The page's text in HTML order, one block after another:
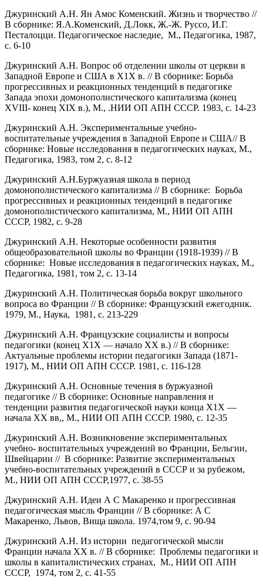
Джуринский А.Н. Ян Амос Коменский. Жизнь и творчество //
В сборнике: Я.А.Коменский, Д.Локк, Ж.-Ж. Руссо, И.Г.
Песталоцци. Педагогическое наследие, М., Педагогика, 1987,
с. 6-10
Джуринский А.Н. Вопрос об отделении школы от церкви в
Западной Европе и США в Х1Х в. // В сборнике: Борьба
прогрессивных и реакционных тенденций в педагогике
Запада эпохи домонополистического капитализма (конец
XVIII- конец XIX в.), М., .НИИ ОП АПН СССР. 1983, с. 14-23
Джуринский А.Н. Экспериментальные учебно-
воспитательные учреждения в Западной Европе и США// В
сборнике: Новые исследования в педагогических науках, М.,
Педагогика, 1983, том 2, с. 8-12
Джуринский А.Н.Буржуазная школа в период
домонополистического капитализма // В сборнике: Борьба
прогрессивных и реакционных тенденций в педагогике
домонополистического капитализма, М., НИИ ОП АПН
СССР, 1982, с. 9-28
Джуринский А.Н. Некоторые особенности развития
общеобразовательной школы во Франции (1918-1939) // В
сборнике: Новые исследования в педагогических науках, М.,
Педагогика, 1981, том 2, с. 13-14
Джуринский А.Н. Политическая борьба вокруг школьного
вопроса во Франции // В сборнике: Французский ежегодник.
1979, М., Наука, 1981, с. 213-229
Джуринский А.Н. Французские социалисты и вопросы
педагогики (конец Х1Х — начало ХХ в.) // В сборнике:
Актуальные проблемы истории педагогики Запада (1871-
1917), М., НИИ ОП АПН СССР. 1981, с. 116-128
Джуринский А.Н. Основные течения в буржуазной
педагогике // В сборнике: Основные направления и
тенденции развития педагогической науки конца Х1Х —
начала ХХ вв,, М., НИИ ОП АПН СССР. 1980, с. 12-35
Джуринский А.Н. Возникновение экспериментальных
учебно- воспитательных учреждений во Франции, Бельгии,
Швейцарии // В сборнике: Развитие экспериментальных
учебно-воспитательных учреждений в СССР и за рубежом,
М., НИИ ОП АПН СССР,1977, с. 38-55
Джуринский А.Н. Идеи А С Макаренко и прогрессивная
педагогическая мысль Франции // В сборнике: А С
Макаренко, Львов, Вища школа. 1974,том 9, с. 90-94
Джуринский А.Н. Из истории педагогической мысли
Франции начала ХХ в. // В сборнике: Проблемы педагогики и
школы в капиталистических странах, М., НИИ ОП АПН
СССР, 1974, том 2, с. 41-55